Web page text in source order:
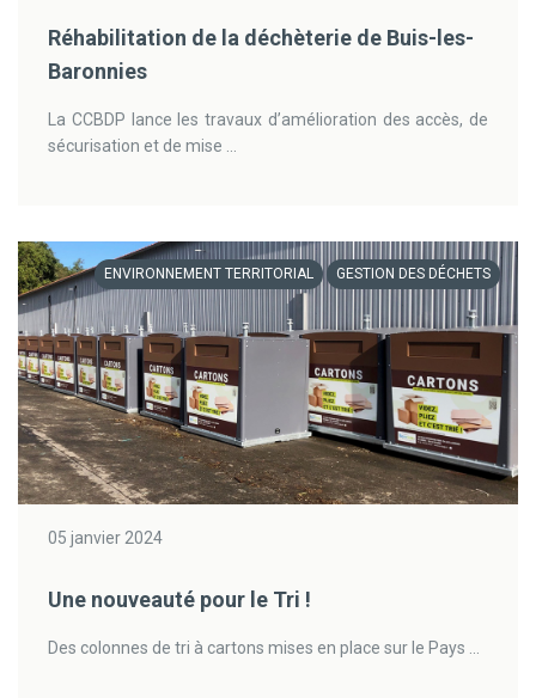
Réhabilitation de la déchèterie de Buis-les-
Baronnies
La CCBDP lance les travaux d’amélioration des accès, de
sécurisation et de mise ...
ENVIRONNEMENT TERRITORIAL GESTION DES DÉCHETS
05 janvier 2024
Une nouveauté pour le Tri !
Des colonnes de tri à cartons mises en place sur le Pays ...